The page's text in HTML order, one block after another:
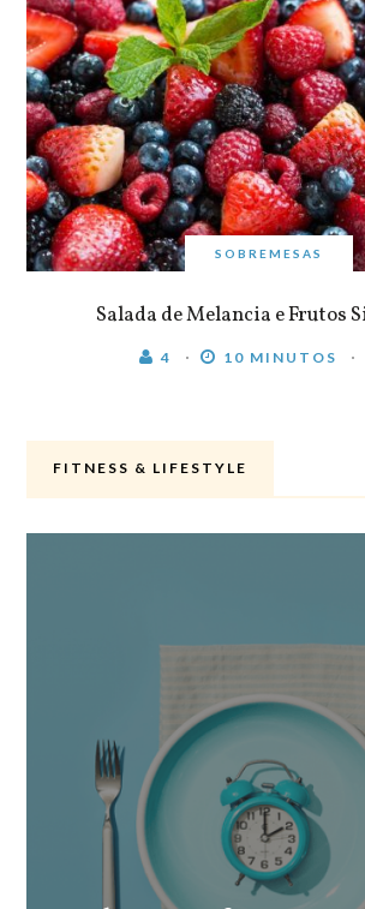
SOBREMESAS
Salada de Melancia e Frutos
4 10 MINUTOS
FITNESS & LIFESTYLE